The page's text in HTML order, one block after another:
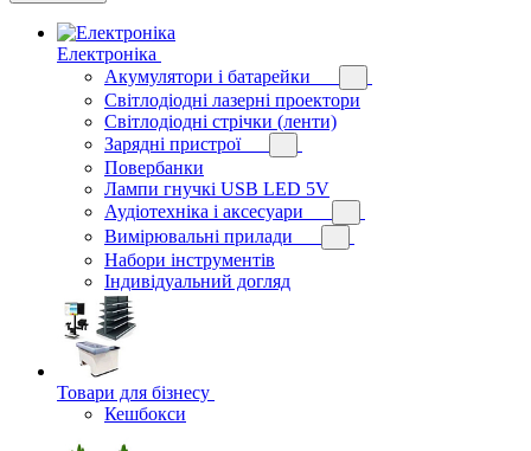
Електроніка
Акумулятори і батарейки
Світлодіодні лазерні проектори
Світлодіодні стрічки (ленти)
Зарядні пристрої
Повербанки
Лампи гнучкі USB LED 5V
Аудіотехніка і аксесуари
Вимірювальні прилади
Набори інструментів
Індивідуальний догляд
Товари для бізнесу
Кешбокси